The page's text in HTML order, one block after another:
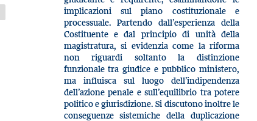
implicazioni sul piano costituzionale e
processuale. Partendo dall’esperienza della
Costituente e dal principio di unità della
magistratura, si evidenzia come la riforma
non riguardi soltanto la distinzione
funzionale tra giudice e pubblico ministero,
ma influisca sul luogo dell’indipendenza
dell’azione penale e sull’equilibrio tra potere
politico e giurisdizione. Si discutono inoltre le
conseguenze sistemiche della duplicazione